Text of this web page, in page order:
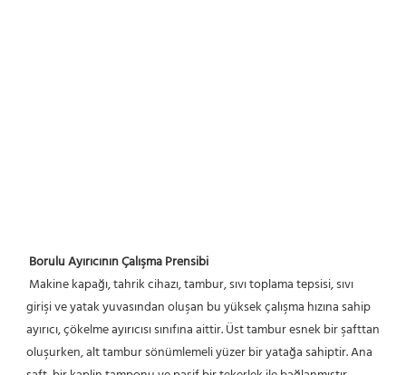
Borulu Ayırıcının Çalışma Prensibi
girişi ve yatak yuvasından oluşan bu yüksek çalışma hızına sahip
ayırıcı, çökelme ayırıcısı sınıfına aittir. Üst tambur esnek bir şafttan
oluşurken, alt tambur sönümlemeli yüzer bir yatağa sahiptir. Ana